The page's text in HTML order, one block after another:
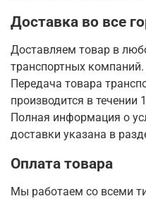
Доставка во все
Доставляем товар в
транспортных компаний.
Передача товара
производится в течении
Полная информация о
доставки указана в
Оплата товара
Мы работаем со всеми